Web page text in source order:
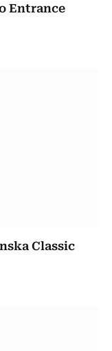
Entrance
Classic